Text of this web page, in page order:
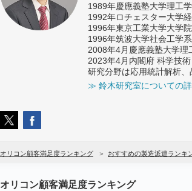
1989年慶應義塾大学理工
1992年ロチェスター大学
1996年東京工業大学大学
1996年筑波大学社会工学
2008年4月慶應義塾大学理
2023年4月内閣府 科学技
研究分野は応用統計解析、
≫ 鈴木研究室についての
オリコン顧客満足度ランキング おすすめの製造派遣ランキ
オリコン顧客満足度ランキング